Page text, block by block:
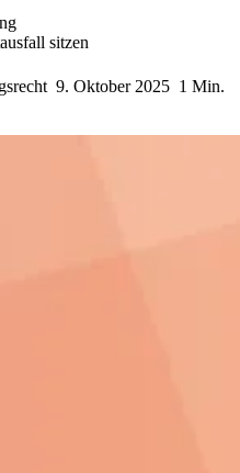
sitzen
9. Oktober 2025 1 Min.